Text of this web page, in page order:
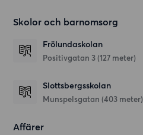
Skolor och barnomsorg
Frölundaskolan
Positivgatan 3 (127 meter)
Slottsbergsskolan
Munspelsgatan (403 meter)
Affärer